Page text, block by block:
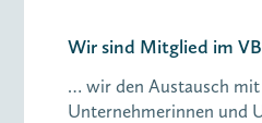
Wir sind Mitglied im
… wir den Austausch
Unternehmerinnen und